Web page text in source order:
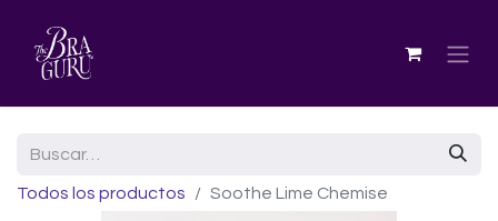
Todos los productos Soothe Lime Chemise